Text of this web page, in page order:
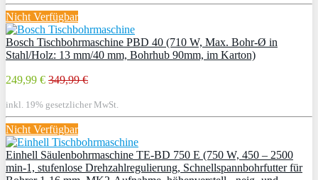
Nicht Verfügbar
Bosch Tischbohrmaschine PBD 40 (710 W, Max. Bohr-Ø in
Stahl/Holz: 13 mm/40 mm, Bohrhub 90mm, im Karton)
249,99 € 349,99 €
inkl. 19% gesetzlicher MwSt.
Nicht Verfügbar
Einhell Säulenbohrmaschine TE-BD 750 E (750 W, 450 – 2500
min-1, stufenlose Drehzahlregulierung, Schnellspannbohrfutter für